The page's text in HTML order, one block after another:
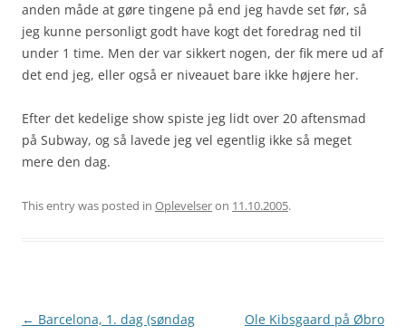
anden måde at gøre tingene på end jeg havde set før, så
jeg kunne personligt godt have kogt det foredrag ned til
under 1 time. Men der var sikkert nogen, der fik mere ud af
det end jeg, eller også er niveauet bare ikke højere her.
Efter det kedelige show spiste jeg lidt over 20 aftensmad
på Subway, og så lavede jeg vel egentlig ikke så meget
mere den dag.
This entry was posted in Oplevelseron 11.10.2005.
Post
← Barcelona, 1. dag (søndag
Ole Kibsgaard på Øbro